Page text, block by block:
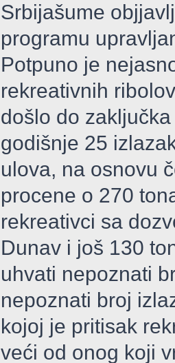
Srbijašume
programu
Potpuno je
rekreativnih
došlo do
godišnje 25
ulova, na osnovu
procene o 270
rekreativci sa
Dunav i još 130
uhvati nepoznati
nepoznati broj
kojoj je pritisak
veći od onog koji